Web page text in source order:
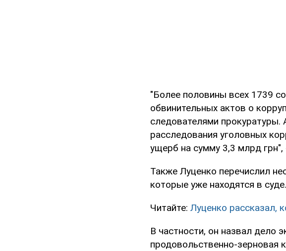
"Более половины всех 1739
обвинительных актов о
следователями прокуратуры.
расследования уголовных
ущерб на сумму 3,3 млрд
Также Луценко перечислил
которые уже находятся в суде.
Читайте: Луценко рассказал,
В частности, он назвал дело
продовольственно-зерновая